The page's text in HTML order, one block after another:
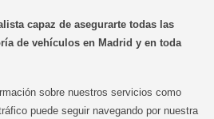
capaz de asegurarte todas las
de vehículos en Madrid y en toda
sobre nuestros servicios como
puede seguir navegando por nuestra